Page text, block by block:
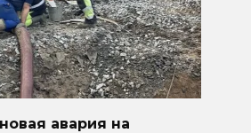
авария на